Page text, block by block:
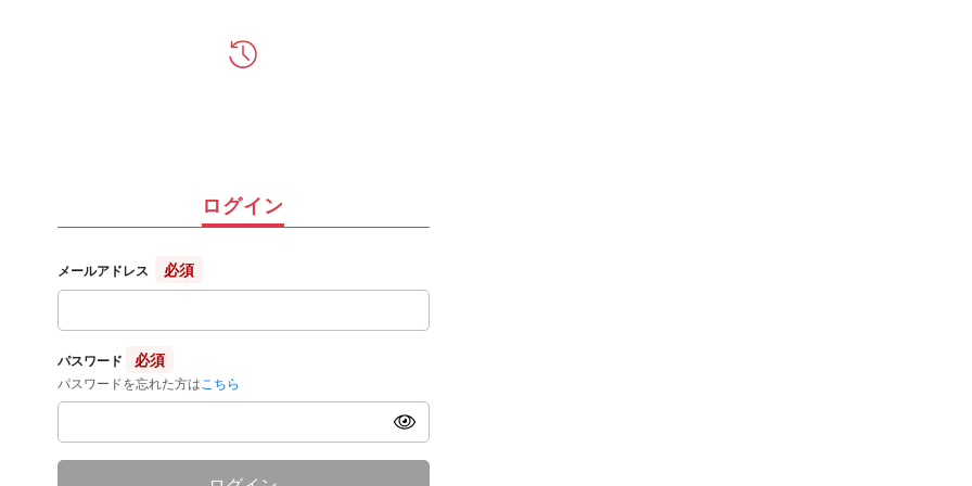
ログイン
メールアドレス 必須
パスワード 必須
パスワードを忘れた方は こちら